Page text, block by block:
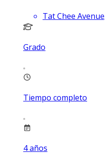
Tat Chee
Grado
Tiempo completo
4años